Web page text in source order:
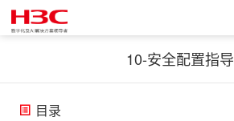
10-安全配置指导
目录